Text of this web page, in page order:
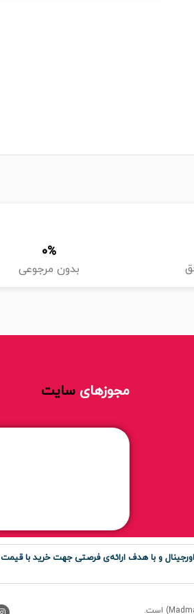
بدون مرجوعی
%
0
مجوزهای سایت
و با هدف ارائه‌ی فرصتی جهت خرید با قیمت